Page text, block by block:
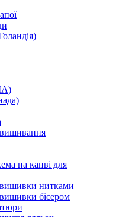
на канві для
нитками
бісером